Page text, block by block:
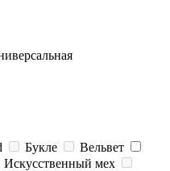
Букле
Вельвет
Искусственный мех